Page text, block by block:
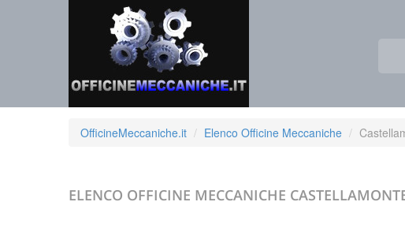
OfficineMeccaniche.it Elenco Officine Meccaniche
ELENCO OFFICINE MECCANICHE